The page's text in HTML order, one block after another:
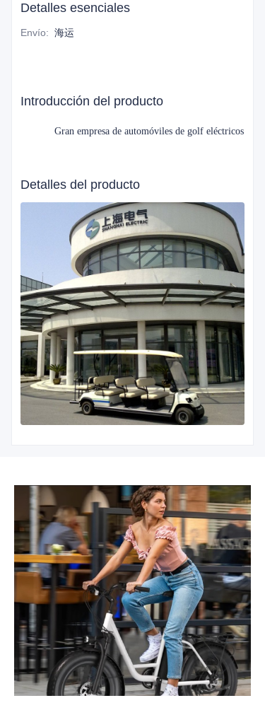
Detalles esenciales
Envío: 海运
Introducción del producto
Gran empresa de automóviles de golf eléctricos
Detalles del producto